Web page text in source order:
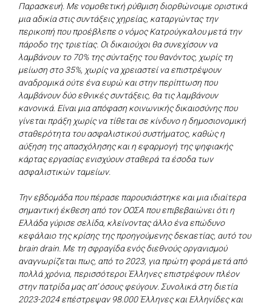
Παρασκευή. Με νομοθετική ρύθμιση διορθώνουμε οριστικά
μια αδικία στις συντάξεις χηρείας, καταργώντας την
περικοπή που προέβλεπε ο νόμος Κατρούγκαλου μετά την
πάροδο της τριετίας. Οι δικαιούχοι θα συνεχίσουν να
λαμβάνουν το 70% της σύνταξης του θανόντος, χωρίς τη
μείωση στο 35%, χωρίς να χρειαστεί να επιστρέψουν
αναδρομικά ούτε ένα ευρώ και στην περίπτωση που
λαμβάνουν δύο εθνικές συντάξεις, θα τις λαμβάνουν
κανονικά. Είναι μια απόφαση κοινωνικής δικαιοσύνης που
γίνεται πράξη χωρίς να τίθεται σε κίνδυνο η δημοσιονομική
σταθερότητα του ασφαλιστικού συστήματος, καθώς η
αύξηση της απασχόλησης και η εφαρμογή της ψηφιακής
κάρτας εργασίας ενισχύουν σταθερά τα έσοδα των
ασφαλιστικών ταμείων.
Την εβδομάδα που πέρασε παρουσιάστηκε και μια ιδιαίτερα
σημαντική έκθεση από τον ΟΟΣΑ που επιβεβαιώνει ότι η
Ελλάδα γύρισε σελίδα, κλείνοντας άλλο ένα επώδυνο
κεφάλαιο της κρίσης της προηγούμενης δεκαετίας, αυτό του
brain drain. Με τη σφραγίδα ενός διεθνούς οργανισμού
αναγνωρίζεται πως, από το 2023, για πρώτη φορά μετά από
πολλά χρόνια, περισσότεροι Έλληνες επιστρέφουν πλέον
στην πατρίδα μας απ’ όσους φεύγουν. Συνολικά στη διετία
2023-2024 επέστρεψαν 98.000 Έλληνες και Ελληνίδες και